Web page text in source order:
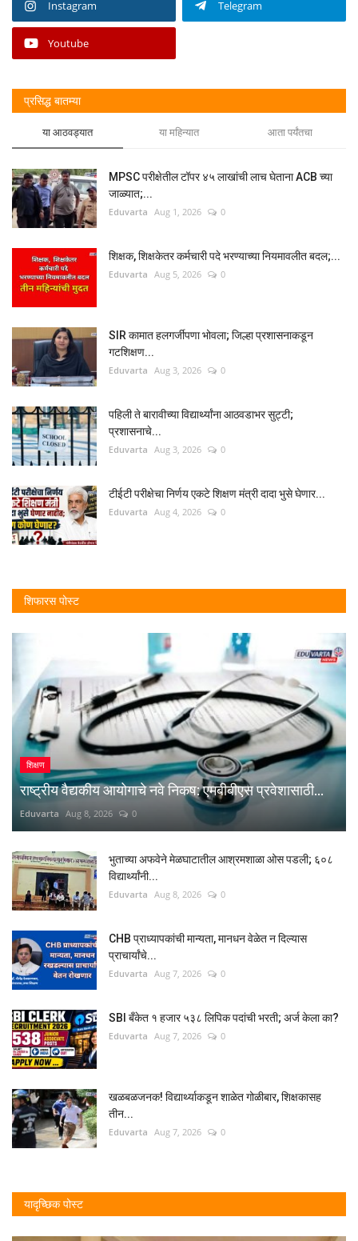
Instagram Telegram
Youtube
प्रसिद्ध बातम्या
या आठवड्यात या महिन्यात आता पर्यंतचा
MPSC परीक्षेतील टॉपर ४५ लाखांची लाच घेताना ACB च्या
जाळ्यात;...
Eduvarta Aug 1, 2026 0
शिक्षक, शिक्षकेतर कर्मचारी पदे भरण्याच्या नियमावलीत बदल;...
Eduvarta Aug 5, 2026 0
SIR कामात हलगर्जीपणा भोवला; जिल्हा प्रशासनाकडून
गटशिक्षण...
Eduvarta Aug 3, 2026 0
पहिली ते बारावीच्या विद्यार्थ्यांना आठवडाभर सुट्टी;
प्रशासनाचे...
Eduvarta Aug 3, 2026 0
टीईटी परीक्षेचा निर्णय एकटे शिक्षण मंत्री दादा भुसे घेणार...
Eduvarta Aug 4, 2026 0
शिफारस पोस्ट
शिक्षण
राष्ट्रीय वैद्यकीय आयोगाचे नवे निकष: एमबीबीएस प्रवेशासाठी...
Eduvarta Aug 8, 2026 0
भुताच्या अफवेने मेळघाटातील आश्रमशाळा ओस पडली; ६०८
विद्यार्थ्यांनी...
Eduvarta Aug 8, 2026 0
CHB प्राध्यापकांची मान्यता, मानधन वेळेत न दिल्यास
प्राचार्यांचे...
Eduvarta Aug 7, 2026 0
SBI बँकेत १ हजार ५३८ लिपिक पदांची भरती; अर्ज केला का?
Eduvarta Aug 7, 2026 0
खळबळजनक! विद्यार्थ्याकडून शाळेत गोळीबार, शिक्षकासह
तीन...
Eduvarta Aug 7, 2026 0
यादृच्छिक पोस्ट